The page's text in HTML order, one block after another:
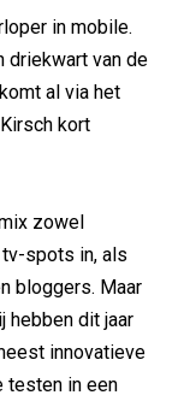
in mobile.
driekwart van de
al via het
kort
zowel
spots in, als
bloggers. Maar
hebben dit jaar
innovatieve
testen in een